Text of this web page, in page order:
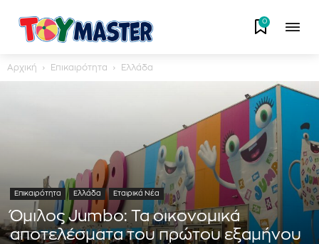
0
Αρχική Επικαιρότητα Ελλάδα
Επικαιρότητα Ελλάδα Εταιρικά Νέα
Όμιλος Jumbo: Τα οικονομικά
αποτελέσματα του πρώτου εξαμήνου